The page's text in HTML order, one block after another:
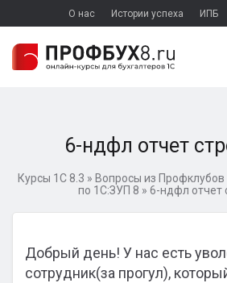
О нас Истории успеха ИПБ
6-ндфл отчет
Курсы 1С 8.3 » Вопросы из Профклубов
по 1С:ЗУП 8 » 6-ндфл отчет
Добрый день! У нас есть
сотрудник(за прогул),